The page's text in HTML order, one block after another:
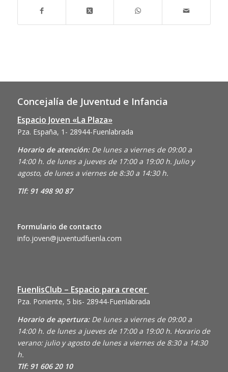
Concejalía de Juventud e Infancia
Espacio Joven «La Plaza»
Pza. España, 1- 28944-Fuenlabrada
Horario de atención: De lunes a viernes de 09:00 a
14:00 h. de lunes a jueves de 17:00 a 19:00 h. Julio y
agosto, de lunes a viernes de 8:30 a 14:30 h.
Tlf: 91 498 90 87
Formulario de contacto
info.joven@juventudfuenla.com
FuenlisClub – Espacio para crecer
Pza. Poniente, 5 bis- 28944-Fuenlabrada
Horario de apertura:De lunes a viernes de 09:00 a
14:00 h. de lunes a jueves de 17:00 a 19:00 h. Horario de
verano: julio y agosto de lunes a viernes de 8:30 a 14:30
h.
Tlf: 91 606 20 10